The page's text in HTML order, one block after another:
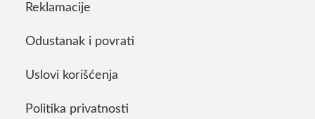
Reklamacije
Odustanak i povrati
Uslovi korišćenja
Politika privatnosti